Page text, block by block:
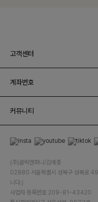
고객센터
계좌번호
커뮤니티
(주)클릭앤퍼니/김예중
02880 서울특별시 성북구 성북로 49
니다.)
사업자 등록번호 209-81-43420